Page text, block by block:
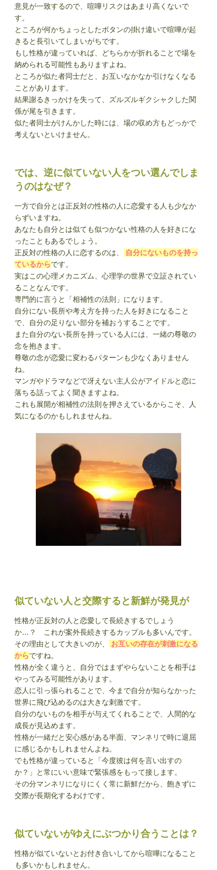
意見が一致するので、喧嘩リスクはあまり高くないで
す。
ところが何かちょっとしたボタンの掛け違いで喧嘩が起
きると長引いてしまいがちです。
もし性格が違っていれば、どちらかが折れることで場を
納められる可能性もありますよね。
ところが似た者同士だと、お互いなかなか引けなくなる
ことがあります。
結果謝るきっかけを失って、ズルズルギクシャクした関
係が尾を引きます。
似た者同士がけんかした時には、場の収め方もどっかで
考えないといけません。
では、逆に似ていない人をつい選んでしま
うのはなぜ？
一方で自分とは正反対の性格の人に恋愛する人も少なか
らずいますね。
あなたも自分とは似ても似つかない性格の人を好きにな
ったこともあるでしょう。
正反対の性格の人に恋するのは、
自分にないものを持っ
ているからです。
実はこの心理メカニズム、心理学の世界で立証されてい
ることなんです。
専門的に言うと「相補性の法則」になります。
自分にない長所や考え方を持った人を好きになること
で、自分の足りない部分を補おうすることです。
また自分のない長所を持っている人には、一緒の尊敬の
念を抱きます。
尊敬の念が恋愛に変わるパターンも少なくありません
ね。
マンガやドラマなどで冴えない主人公がアイドルと恋に
落ちる話ってよく聞きますよね。
これも展開が相補性の法則を押さえているからこそ、人
気になるのかもしれませんね。
似ていない人と交際すると新鮮が発見が
性格が正反対の人と恋愛して長続きするでしょう
か…？ これが案外長続きするカップルも多いんです。
その理由として大きいのが、
お互いの存在が刺激になる
からですね。
性格が全く違うと、自分ではまずやらないことを相手は
やってみる可能性があります。
恋人に引っ張られることで、今まで自分が知らなかった
世界に飛び込めるのは大きな刺激です。
自分のないものを相手が与えてくれることで、人間的な
成長が見込めます。
性格が一緒だと安心感がある半面、マンネリで時に退屈
に感じるかもしれませんよね。
でも性格が違っていると「今度彼は何を言い出すの
か？」と常にいい意味で緊張感をもって接します。
その分マンネリになりにくく常に新鮮だから、飽きずに
交際が長期化するわけです。
似ていないがゆえにぶつかり合うことは？
性格が似ていないとお付き合いしてから喧嘩になること
も多いかもしれません。